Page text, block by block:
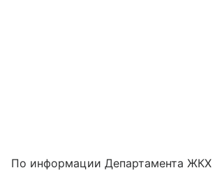
По информации Департамента ЖКХ